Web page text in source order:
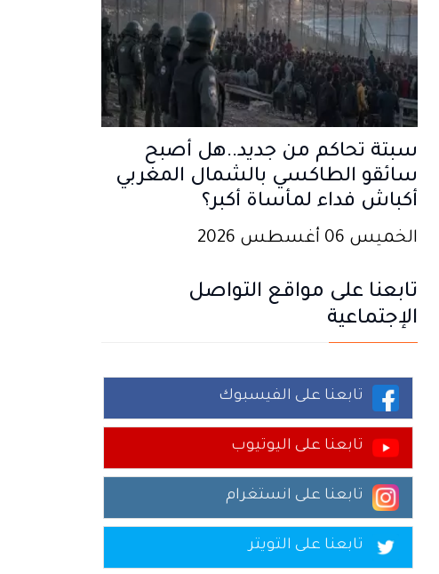
سبتة تحاكم من جديد..هل أصبح
سائقو الطاكسي بالشمال المغربي
أكباش فداء لمأساة أكبر؟
الخميس 06 أغسطس 2026
تابعنا على مواقع التواصل
الإجتماعية
تابعنا على الفيسبوك
تابعنا على اليوتيوب
تابعنا على انستغرام
تابعنا على التويتر